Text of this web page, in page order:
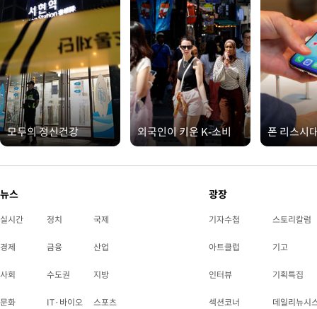
모두의 정신건강 외국인이 키운 K-소비 폰 리스시
뉴스
실시간 정치 국제
경제 금융 산업
사회 수도권 지방
문화 IT·바이오 스포츠
광장
기자수첩 스토리칼럼
아트클럽 기고
인터뷰 기획특집
섹션코너 데일리뉴시